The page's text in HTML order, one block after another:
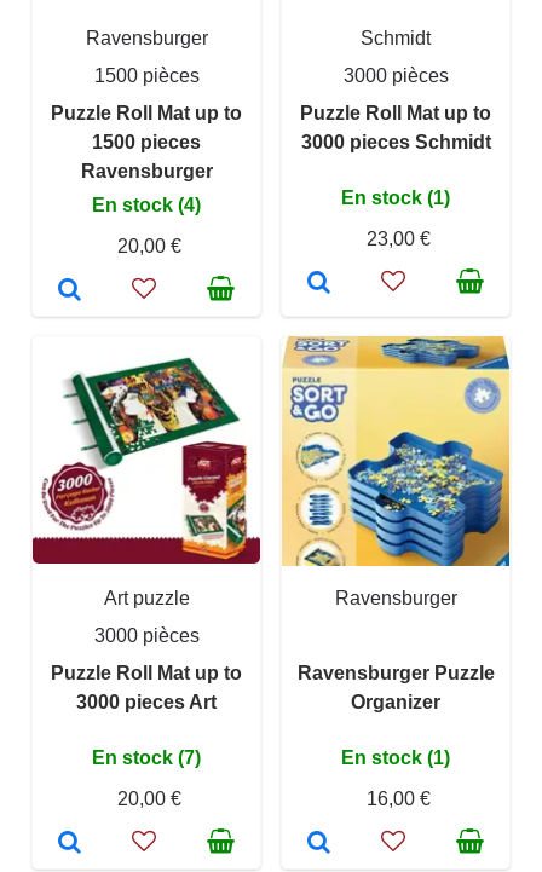
Ravensburger
1500 pièces
Puzzle Roll Mat up to
1500 pieces
Ravensburger
En stock (4)
20,00 €
Schmidt
3000 pièces
Puzzle Roll Mat up to
3000 pieces Schmidt
En stock (1)
23,00 €
Art puzzle
3000 pièces
Puzzle Roll Mat up to
3000 pieces Art
En stock (7)
20,00 €
Ravensburger
Ravensburger Puzzle
Organizer
En stock (1)
16,00 €